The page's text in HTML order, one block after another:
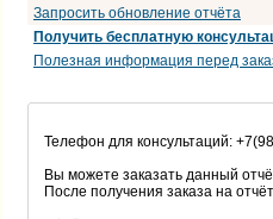
Запросить обновление отчёта
Получить бесплатную
Полезная информация перед
Телефон для консультаций:
Вы можете заказать данный
После получения заказа на